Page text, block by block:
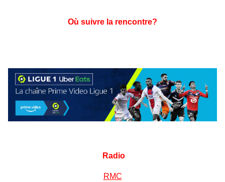
Où suivre la rencontre?
Radio
RMC